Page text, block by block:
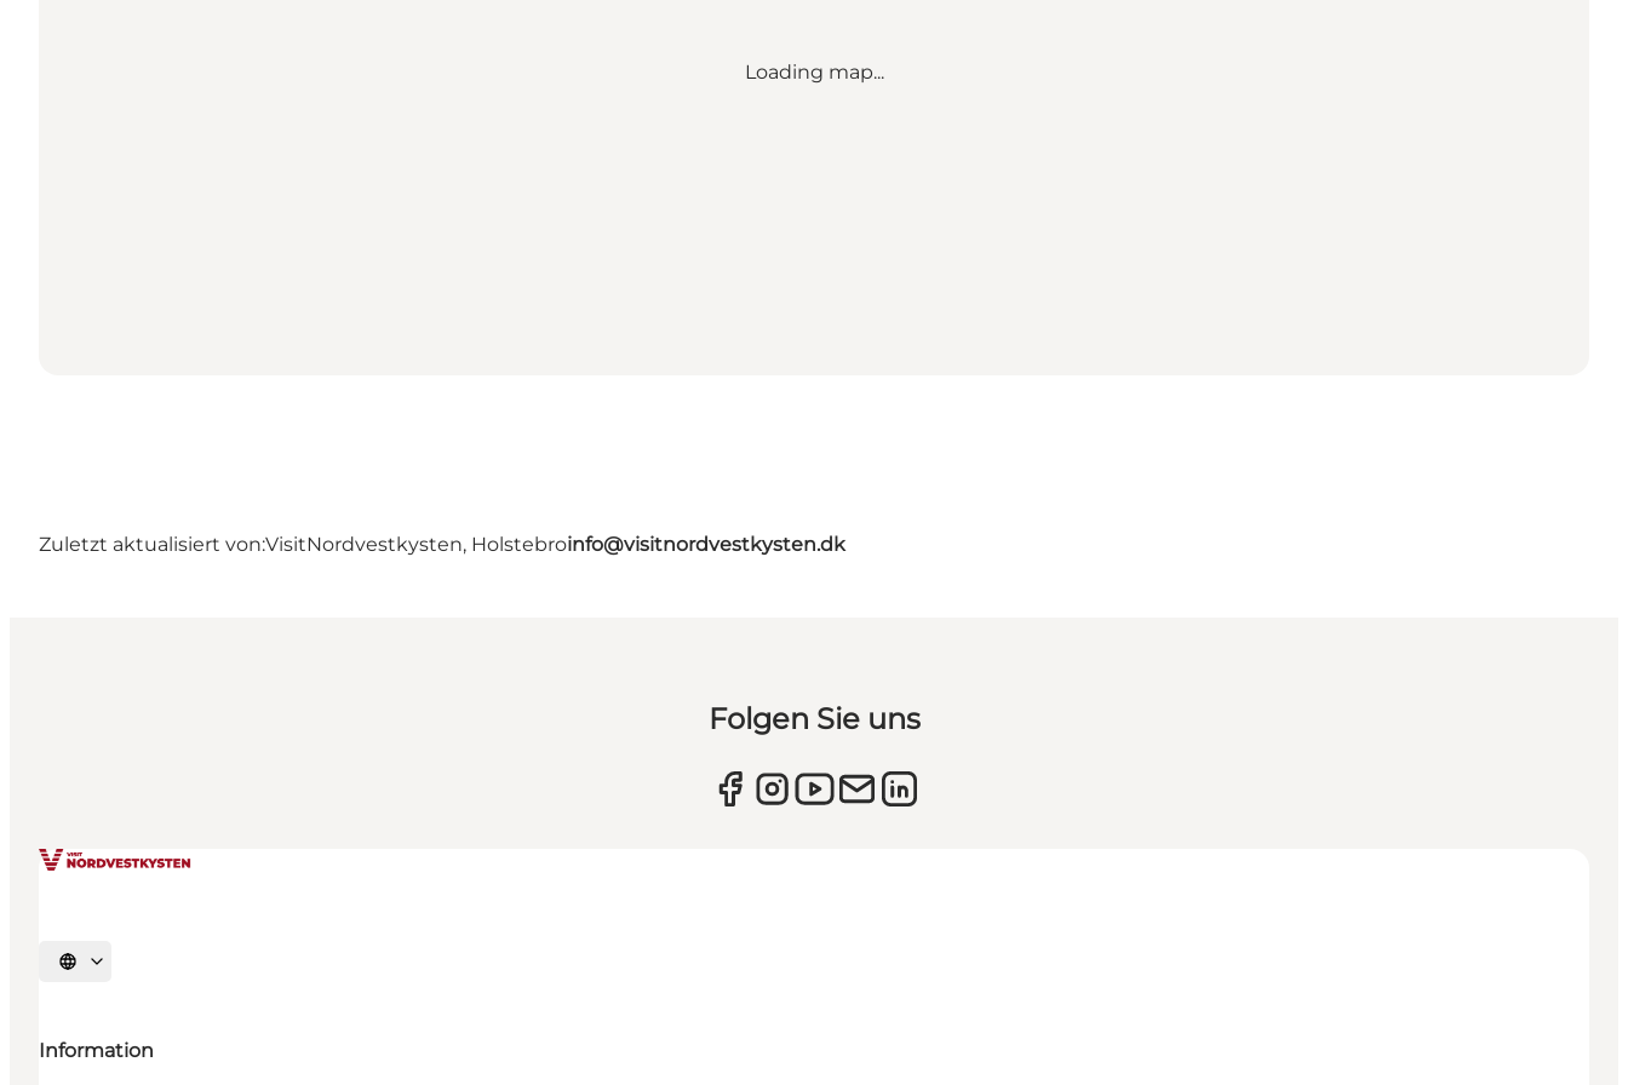
Loading map...
Zuletzt aktualisiert von:VisitNordvestkysten, Holstebroinfo@visitnordvestkysten.dk
Folgen Sie uns
Sprache auswählen
Information